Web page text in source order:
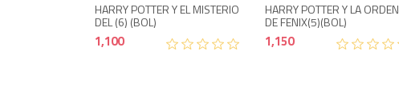
HARRY POTTER Y EL MISTERIO
DEL (6) (BOL)
1,100
HARRY POTTER Y LA ORDEN
DE FENIX(5)(BOL)
1,150